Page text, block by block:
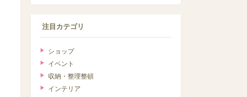
注目カテゴリ
ショップ
イベント
収納・整理整頓
インテリア